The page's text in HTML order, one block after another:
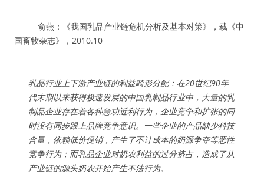
────俞燕：《我国乳品产业链危机分析及基本对策》，载《中
国畜牧杂志》，2010.10
乳品行业上下游产业链的利益畸形分配：在20世纪90年
代末期以来获得极速发展的中国乳制品行业中，大量的乳
制品企业存在着各种急功近利行为，企业竞争和扩张的同
时没有同步跟上品牌竞争意识。一些企业的产品缺少科技
含量，依赖低价促销，产生了不计成本的奶源争夺等恶性
竞争行为；而乳品企业对奶农利益的过分挤占，造成了从
产业链的源头奶农开始产生不法行为。